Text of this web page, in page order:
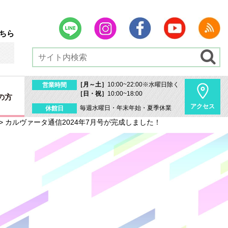
ら
方
営業時間 ［月～土］ 10:00~22:00※水曜日除く
［日・祝］ 10:00~18:00
休館日 毎週水曜日・年末年始・夏季休業 アクセス
カルヴァータ通信2024年7月号が完成しました！